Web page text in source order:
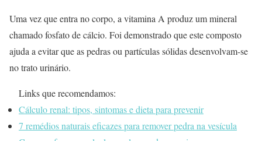
Uma vez que entra no corpo, a vitamina A produz um mineral
chamado fosfato de cálcio. Foi demonstrado que este composto
ajuda a evitar que as pedras ou partículas sólidas desenvolvam-se
no trato urinário.
Links que recomendamos:
Cálculo renal: tipos, sintomas e dieta para prevenir
7 remédios naturais eficazes para remover pedra na vesícula